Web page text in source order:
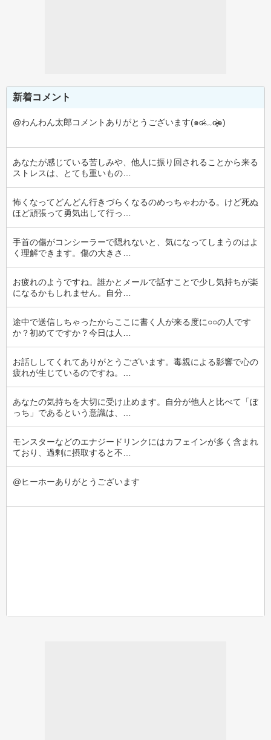
新着コメント
@わんわん太郎コメントありがとうございます(๑o̴̶̷᷄﹏o̴̶̷̥᷅๑)
あなたが感じている苦しみや、他人に振り回されることから来る
ストレスは、とても重いもの…
怖くなってどんどん行きづらくなるのめっちゃわかる。けど死ぬ
ほど頑張って勇気出して行っ…
手首の傷がコンシーラーで隠れないと、気になってしまうのはよ
く理解できます。傷の大きさ…
お疲れのようですね。誰かとメールで話すことで少し気持ちが楽
になるかもしれません。自分…
途中で送信しちゃったからここに書く人が来る度に○○の人です
か？初めてですか？今日は人…
お話ししてくれてありがとうございます。毒親による影響で心の
疲れが生じているのですね。…
あなたの気持ちを大切に受け止めます。自分が他人と比べて「ぼ
っち」であるという意識は、…
モンスターなどのエナジードリンクにはカフェインが多く含まれ
ており、過剰に摂取すると不…
@ヒーホーありがとうございます